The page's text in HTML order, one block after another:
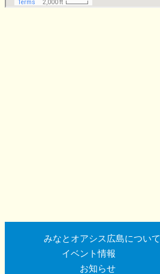
みなとオアシス広島について
イベント情報
お知らせ